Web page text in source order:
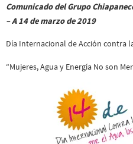
Comunicado del Grupo
– A 14 de marzo de 2019
Día Internacional de Acción contra
“Mujeres, Agua y Energía No son